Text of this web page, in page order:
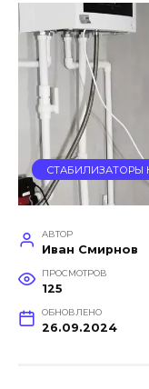
СТАБИЛИЗАТОРЫ
АВТОР
Иван Смирнов
ПРОСМОТРОВ
125
ОБНОВЛЕНО
26.09.2024